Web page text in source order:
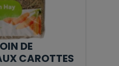
DE
CAROTTES